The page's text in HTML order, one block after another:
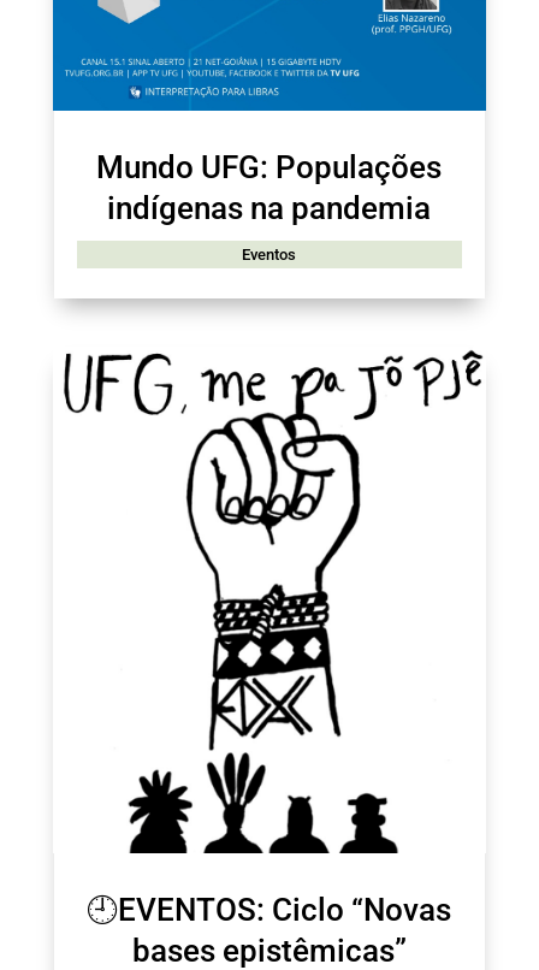
Mundo UFG: Populações
indígenas na pandemia
Eventos
🕘EVENTOS: Ciclo “Novas
bases epistêmicas”